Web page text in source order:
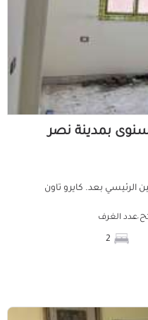
السنوى بمدينة نصر
الرئيسي بعد. كايرو تاون
عدد الغرف